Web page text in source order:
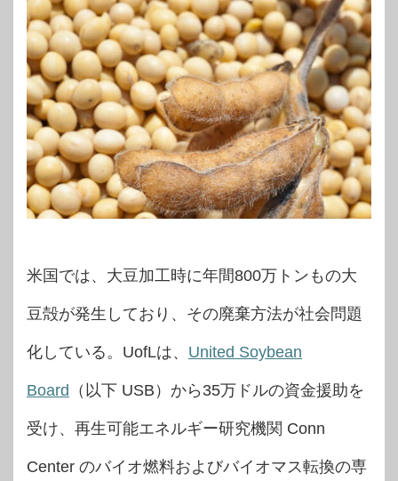
米国では、大豆加工時に年間800万トンもの大
豆殻が発生しており、その廃棄方法が社会問題
化している。UofLは、 United Soybean
Board （以下 USB）から35万ドルの資金援助を
受け、再生可能エネルギー研究機関 Conn
Center のバイオ燃料およびバイオマス転換の専